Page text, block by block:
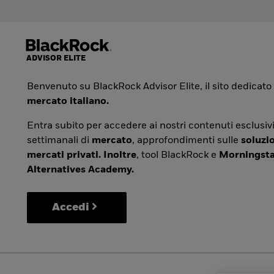
Benvenuto su BlackRock Advisor Elite, il sito dedicato
mercato italiano.
Entra subito per accedere ai nostri contenuti
settimanali di mercato, approfondimenti sulle
mercati privati. Inoltre, tool BlackRock e
Alternatives Academy.
Accedi